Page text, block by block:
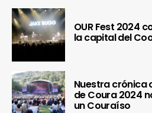
OUR Fest 2024
la capital del
Nuestra crónica
de Coura 2024
un Couraíso